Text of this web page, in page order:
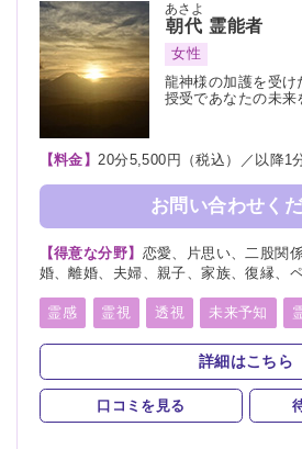
朝代
あさよ
霊能者
女性
龍神様の加護を受
授受であなたの未来
【料金】 20分5,500円（税込）／以降1
お問い合わせく
【得意な分野】 恋愛、片思い、二股関
婚、離婚、夫婦、親子、家族、復縁、
越し、開運、故人、教育、過去、浮気
霊感 霊視 透視 未来予知
守護霊 死者霊の降霊 除霊 浄
自動書記
詳細はこちら
口コミを見る